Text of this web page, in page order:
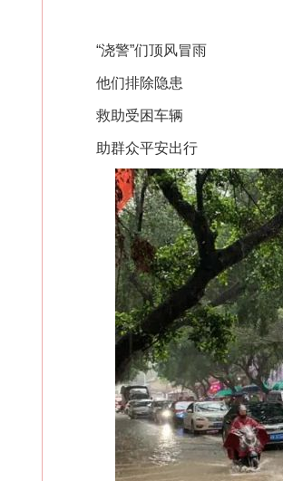
“浇警”们顶风冒雨
他们排除隐患
救助受困车辆
助群众平安出行